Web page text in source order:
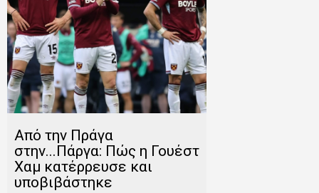
Από την Πράγα
στην...Πάργα: Πώς η Γουέστ
Χαμ κατέρρευσε και
υποβιβάστηκε